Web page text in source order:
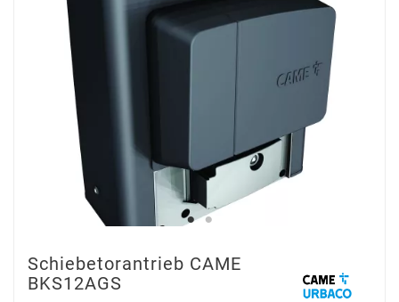
Schiebetorantrieb CAME
BKS12AGS